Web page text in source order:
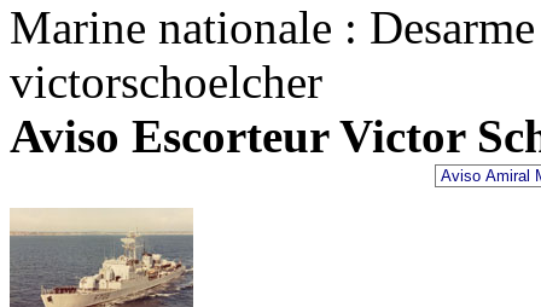
Marine nationale :
victorschoelcher
Aviso Escorteur Victor